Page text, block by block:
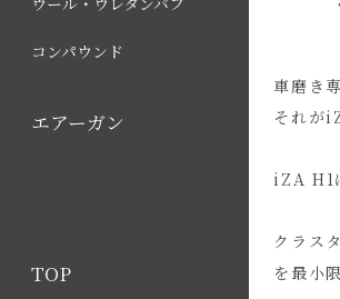
TOP
コンパウンド
エアーガン
車磨き
それが
iZA H1
クラス
を最小